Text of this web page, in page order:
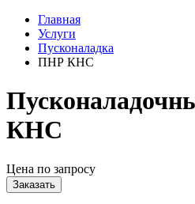
Главная
Услуги
Пусконаладка
ПНР КНС
КНС
Цена по запросу
Заказать